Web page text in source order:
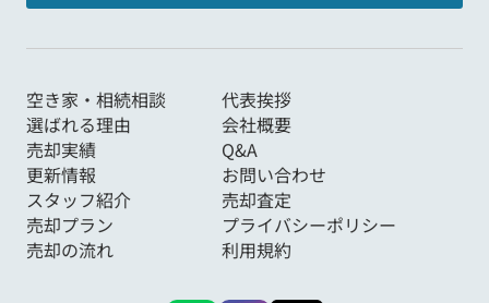
空き家・相続相談
代表挨拶
選ばれる理由
会社概要
売却実績
Q&A
更新情報
お問い合わせ
スタッフ紹介
売却査定
売却プラン
プライバシーポリシー
売却の流れ
利用規約